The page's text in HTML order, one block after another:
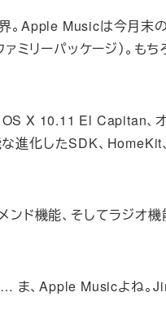
。Apple Musicは今月末
ミリーパッケージ）。も
OS X 10.11 El Capitan
進化したSDK、
ンド機能、そしてラジオ
ま、Apple Musicよね。